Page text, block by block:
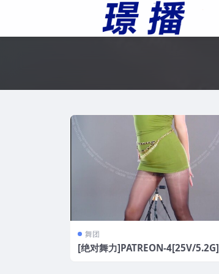
舞团
[绝对舞力]PATREON-4[25V/5.2G]